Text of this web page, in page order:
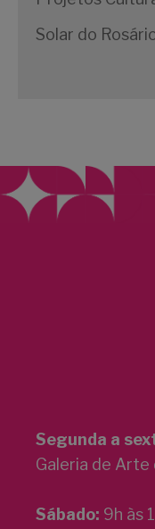
Solar do
Segunda a
Galeria de Arte
Sábado: 9h às